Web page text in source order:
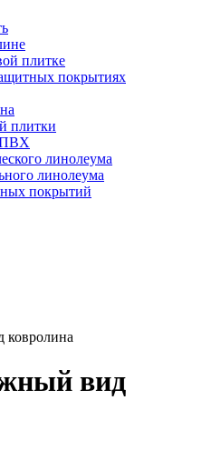
плитке
покрытиях
плитки
ПВХ
линолеума
линолеума
покрытий
вид